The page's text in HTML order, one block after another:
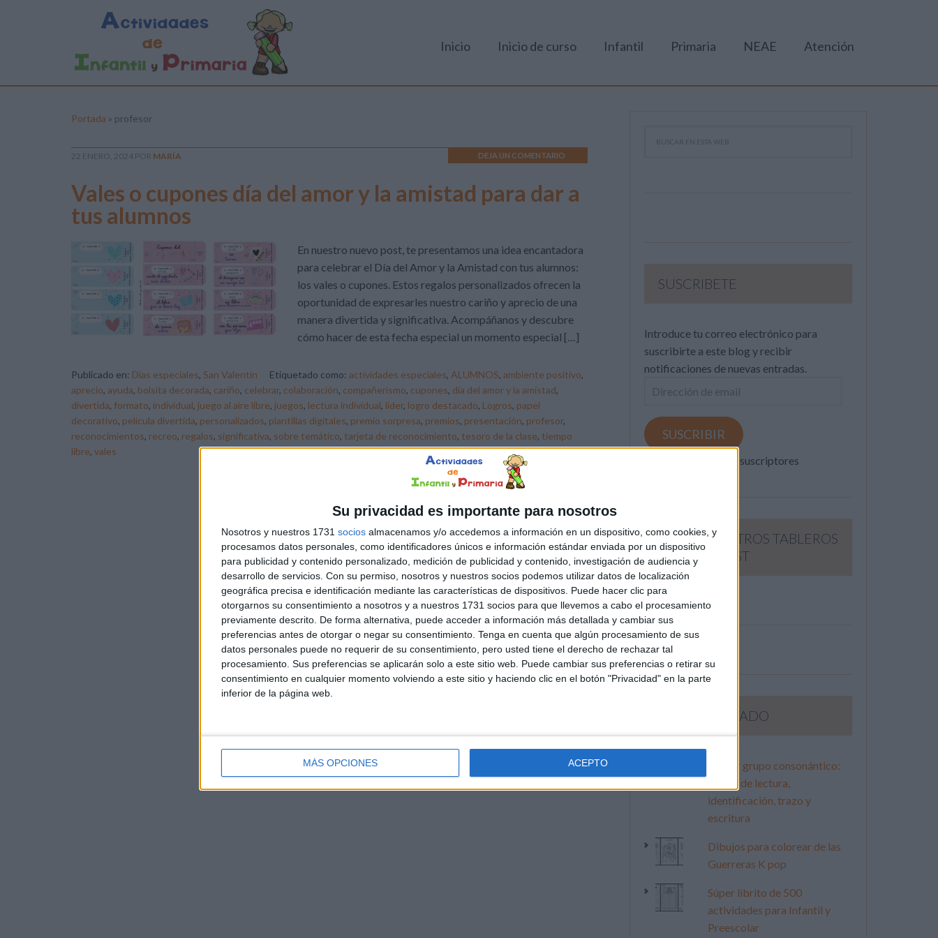
Su privacidad es importante para nosotros
Nosotros y nuestros 1731 socios almacenamos y/o accedemos a información en un dispositivo, como cookies, y
procesamos datos personales, como identificadores únicos e información estándar enviada por un dispositivo
para publicidad y contenido personalizado, medición de publicidad y contenido, investigación de audiencia y
desarrollo de servicios. Con su permiso, nosotros y nuestros socios podemos utilizar datos de localización
geográfica precisa e identificación mediante las características de dispositivos. Puede hacer clic para
otorgarnos su consentimiento a nosotros y a nuestros 1731 socios para que llevemos a cabo el procesamiento
previamente descrito. De forma alternativa, puede acceder a información más detallada y cambiar sus
preferencias antes de otorgar o negar su consentimiento. Tenga en cuenta que algún procesamiento de sus
datos personales puede no requerir de su consentimiento, pero usted tiene el derecho de rechazar tal
procesamiento. Sus preferencias se aplicarán solo a este sitio web. Puede cambiar sus preferencias o retirar su
consentimiento en cualquier momento volviendo a este sitio y haciendo clic en el botón "Privacidad" en la parte
inferior de la página web.
MÁS OPCIONES ACEPTO
Inicio Inicio de curso Infantil Primaria NEAE Atención
Portada » profesor
22 ENERO, 2024 POR MARÍA DEJA UN COMENTARIO
Vales o cupones día del amor y la amistad para dar a
tus alumnos
En nuestro nuevo post, te presentamos una idea encantadora
para celebrar el Día del Amor y la Amistad con tus alumnos:
los vales o cupones. Estos regalos personalizados ofrecen la
oportunidad de expresarles nuestro cariño y aprecio de una
manera divertida y significativa. Acompáñanos y descubre
cómo hacer de esta fecha especial un momento especial […]
Publicado en: Días especiales, San Valentín Etiquetado como: actividades especiales, ALUMNOS, ambiente positivo,
aprecio, ayuda, bolsita decorada, cariño, celebrar, colaboración, compañerismo, cupones, día del amor y la amistad,
divertida, formato, individual, juego al aire libre, juegos, lectura individual, líder, logro destacado, Logros, papel
decorativo, película divertida, personalizados, plantillas digitales, premio sorpresa, premios, presentación, profesor,
reconocimientos, recreo, regalos, significativa, sobre temático, tarjeta de reconocimiento, tesoro de la clase, tiempo
libre, vales
SUSCRIBETE
Introduce tu correo electrónico para
suscribirte a este blog y recibir
notificaciones de nuevas entradas.
Dirección
email
SUSCRIBIR
Únete a otros 371K suscriptores
SIGUE NUESTROS TABLEROS
EN PINTEREST
LO MÁS VISITADO
Primer grupo consonántico:
Fichas de lectura,
identificación, trazo y
escritura
Dibujos para colorear de las
Guerreras K pop
Súper librito de 500
actividades para Infantil y
Preescolar